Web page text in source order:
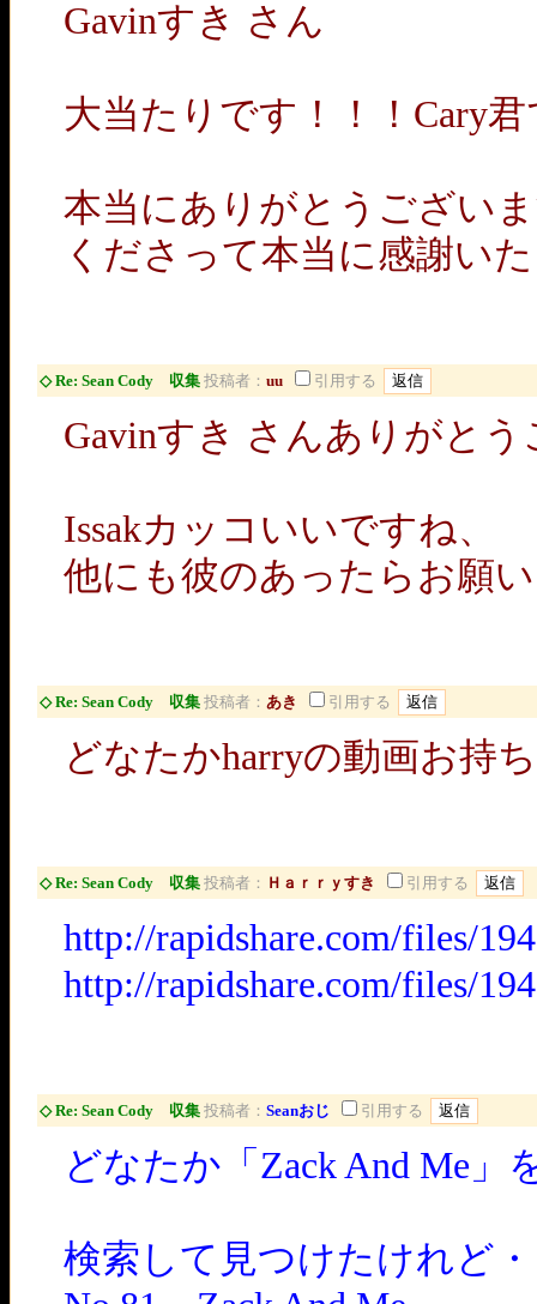
Gavinすき さん
大当たりです！！！Cary
本当にありがとうござい
くださって本当に感謝い
◇ Re: Sean Cody 収集 投稿者： uu 引用する
Gavinすき さんありがと
Issakカッコいいですね、
他にも彼のあったらお願
◇ Re: Sean Cody 収集 投稿者： あき 引用する
どなたかharryの動画お持
◇ Re: Sean Cody 収集 投稿者： Ｈａｒｒｙすき 引用する
http://rapidshare.com/files/
http://rapidshare.com/files/
◇ Re: Sean Cody 収集 投稿者： Seanおじ 引用する
どなたか「Zack And Me
検索して見つけたけれど